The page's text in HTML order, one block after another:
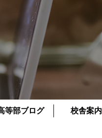
等部ブログ 校舎案内